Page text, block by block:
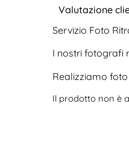
Valutazione
Servizio Foto
I nostri fotografi
Realizziamo
Il prodotto non è